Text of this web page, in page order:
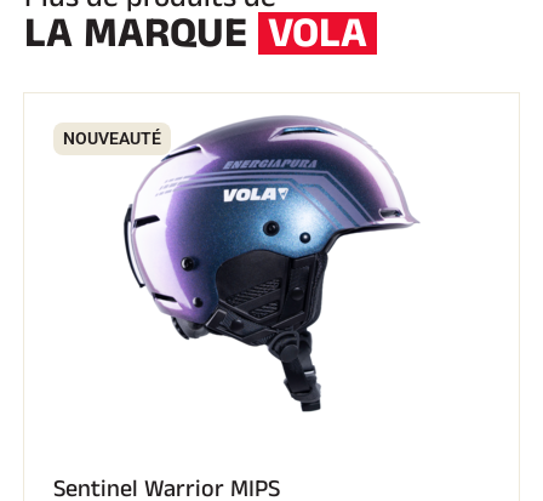
LA MARQUE VOLA
NOUVEAUTÉ
Sentinel Warrior MIPS